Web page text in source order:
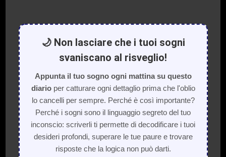
🌙 Non lasciare che i tuoi sogni
svaniscano al risveglio!
Appunta il tuo sogno ogni mattina su questo
diarioper catturare ogni dettaglio prima che l'oblio
lo cancelli per sempre. Perché è così importante?
Perché i sogni sono il linguaggio segreto del tuo
inconscio: scriverli ti permette di decodificare i tuoi
desideri profondi, superare le tue paure e trovare
risposte che la logica non può darti.